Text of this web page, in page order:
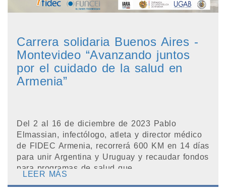
Carrera solidaria Buenos Aires -
Montevideo “Avanzando juntos
por el cuidado de la salud en
Armenia”
Del 2 al 16 de diciembre de 2023 Pablo
Elmassian, infectólogo, atleta y director médico
de FIDEC Armenia, recorrerá 600 KM en 14 días
para unir Argentina y Uruguay y recaudar fondos
para programas de salud que ...
LEER MÁS